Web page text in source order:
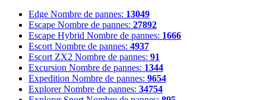
Edge Nombre de pannes: 13049
Escape Nombre de pannes: 27892
Escape Hybrid Nombre de pannes: 1666
Escort Nombre de pannes: 4937
Escort ZX2 Nombre de pannes: 91
Excursion Nombre de pannes: 1344
Expedition Nombre de pannes: 9654
Explorer Nombre de pannes: 34754